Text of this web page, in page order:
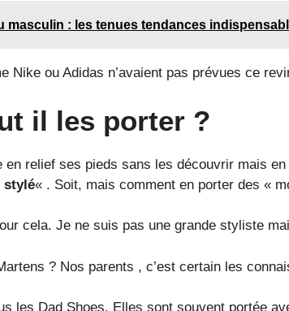
masculin : les tenues tendances
Nike ou Adidas n’avaient pas prévues ce
il les porter ?
en relief ses pieds sans les découvrir mais
stylé« . Soit, mais comment en porter des «
cela. Je ne suis pas une grande styliste
? Nos parents , c’est certain les
les Dad Shoes. Elles sont souvent portée